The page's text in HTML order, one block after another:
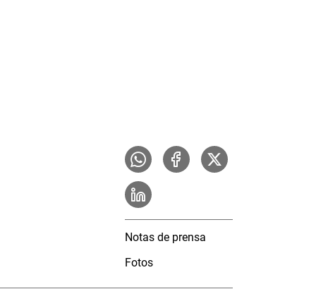
Notas de prensa
Fotos